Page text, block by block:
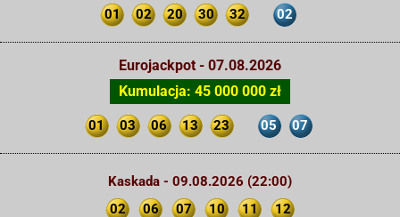
01 02 20 30 32 02
Eurojackpot - 07.08.2026
Kumulacja: 45 000 000 zł
01 03 06 13 23 05 07
Kaskada - 09.08.2026 (22:00)
02
06 07 10 11
12